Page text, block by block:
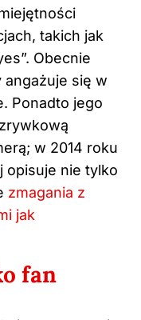
takich jak
Obecnie
się w
Ponadto jego
w 2014 roku
opisuje nie tylko
zmagania z
jak
fan